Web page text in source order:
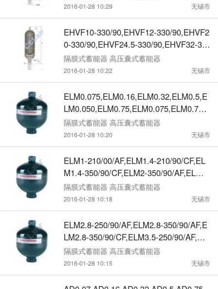
2016-01-28 10:29 无锡市
EHVF10-330/90,EHVF12-330/90,EHVF2
0-330/90,EHVF24.5-330/90,EHVF32-33
0/90,高压囊式蓄能器
隔膜式蓄能器 高压囊式蓄能器
2016-01-28 10:22 无锡市
ELM0.075,ELM0.16,ELM0.32,ELM0.5,E
LM0.050,ELM0.75,ELM0.075,ELM0.75-3
50/00/CF,蓄能器隔膜式蓄能器 高压囊式蓄能器
2016-01-28 10:20 无锡市
ELM1-210/00/AF,ELM1.4-210/90/CF,EL
M1.4-350/90/CF,ELM2-350/90/AF,ELM2-
100/90/AF,蓄能器隔膜式蓄能器 高压囊式蓄能器
2016-01-28 10:18 无锡市
ELM2.8-250/90/AF,ELM2.8-350/90/AF,E
LM2.8-350/90/CF,ELM3.5-250/90/AF,EL
M3.5-350/90/AF,蓄能器
隔膜式蓄能器 高压囊式蓄能器
2016-01-28 10:15 无锡市